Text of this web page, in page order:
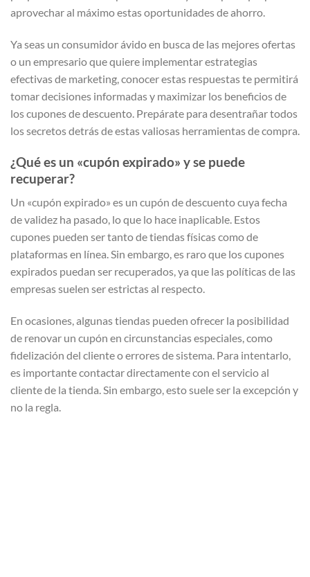
aprovechar al máximo estas oportunidades de ahorro.
Ya seas un consumidor ávido en busca de las mejores ofertas
o un empresario que quiere implementar estrategias
efectivas de marketing, conocer estas respuestas te permitirá
tomar decisiones informadas y maximizar los beneficios de
los cupones de descuento. Prepárate para desentrañar todos
los secretos detrás de estas valiosas herramientas de compra.
¿Qué es un «cupón expirado» y se puede
recuperar?
Un «cupón expirado» es un cupón de descuento cuya fecha
de validez ha pasado, lo que lo hace inaplicable. Estos
cupones pueden ser tanto de tiendas físicas como de
plataformas en línea. Sin embargo, es raro que los cupones
expirados puedan ser recuperados, ya que las políticas de las
empresas suelen ser estrictas al respecto.
En ocasiones, algunas tiendas pueden ofrecer la posibilidad
de renovar un cupón en circunstancias especiales, como
fidelización del cliente o errores de sistema. Para intentarlo,
es importante contactar directamente con el servicio al
cliente de la tienda. Sin embargo, esto suele ser la excepción y
no la regla.